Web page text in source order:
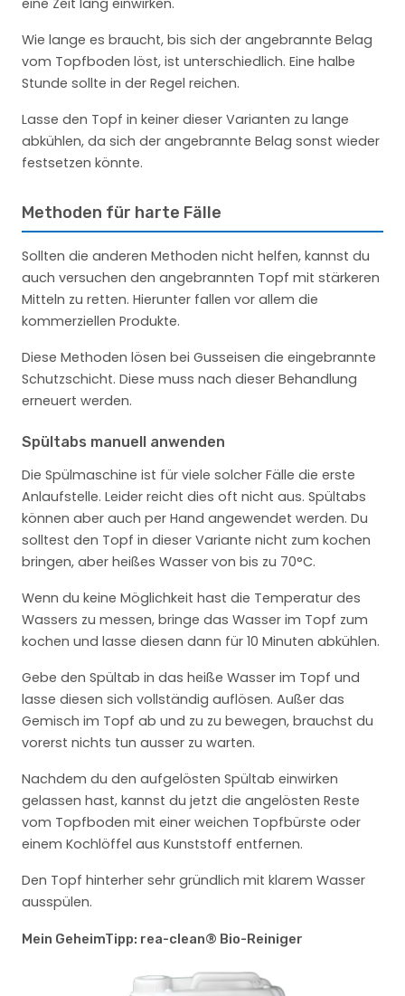
Wie lange es braucht, bis sich der angebrannte Belag
vom Topfboden löst, ist unterschiedlich. Eine halbe
Stunde sollte in der Regel reichen.
Lasse den Topf in keiner dieser Varianten zu lange
abkühlen, da sich der angebrannte Belag sonst wieder
festsetzen könnte.
Methoden für harte Fälle
Sollten die anderen Methoden nicht helfen, kannst du
auch versuchen den angebrannten Topf mit stärkeren
Mitteln zu retten. Hierunter fallen vor allem die
kommerziellen Produkte.
Diese Methoden lösen bei Gusseisen die eingebrannte
Schutzschicht. Diese muss nach dieser Behandlung
erneuert werden.
Spültabs manuell anwenden
Die Spülmaschine ist für viele solcher Fälle die erste
Anlaufstelle. Leider reicht dies oft nicht aus. Spültabs
können aber auch per Hand angewendet werden. Du
solltest den Topf in dieser Variante nicht zum kochen
bringen, aber heißes Wasser von bis zu 70°C.
Wenn du keine Möglichkeit hast die Temperatur des
Wassers zu messen, bringe das Wasser im Topf zum
kochen und lasse diesen dann für 10 Minuten abkühlen.
Gebe den Spültab in das heiße Wasser im Topf und
lasse diesen sich vollständig auflösen. Außer das
Gemisch im Topf ab und zu zu bewegen, brauchst du
vorerst nichts tun ausser zu warten.
Nachdem du den aufgelösten Spültab einwirken
gelassen hast, kannst du jetzt die angelösten Reste
vom Topfboden mit einer weichen Topfbürste oder
einem Kochlöffel aus Kunststoff entfernen.
Den Topf hinterher sehr gründlich mit klarem Wasser
ausspülen.
Mein GeheimTipp: rea-clean® Bio-Reiniger